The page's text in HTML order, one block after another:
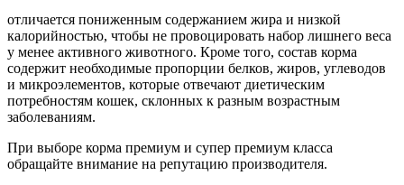
отличается пониженным содержанием жира и низкой
калорийностью, чтобы не провоцировать набор лишнего веса
у менее активного животного. Кроме того, состав корма
содержит необходимые пропорции белков, жиров, углеводов
и микроэлементов, которые отвечают диетическим
потребностям кошек, склонных к разным возрастным
заболеваниям.
При выборе корма премиум и супер премиум класса
обращайте внимание на репутацию производителя.